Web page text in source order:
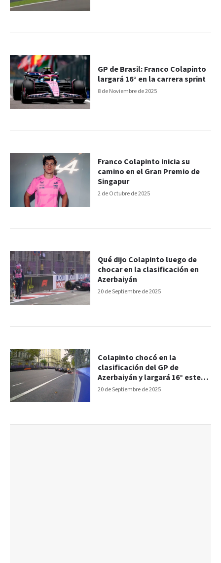
8 de Noviembre de 2025
GP de Brasil: Franco Colapinto
largará 16° en la carrera sprint
2 de Octubre de 2025
Franco Colapinto inicia su
camino en el Gran Premio de
Singapur
20 de Septiembre de 2025
Qué dijo Colapinto luego de
chocar en la clasificación en
Azerbaiyán
20 de Septiembre de 2025
Colapinto chocó en la
clasificación del GP de
Azerbaiyán y largará 16° este
domingo